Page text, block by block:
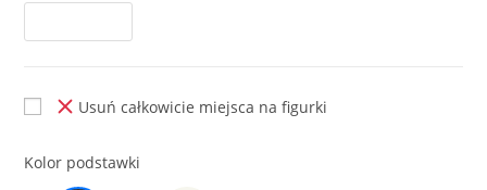
Usuń całkowicie miejsca na figurki
Kolor podstawki